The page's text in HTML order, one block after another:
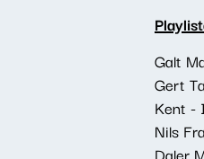
Galt
Gert
Kent -
Nils
Daler